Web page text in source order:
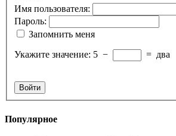
Имя пользователя:
Пароль:
Запомнить меня
Укажите значение: 5 − = два
Войти
Популярное